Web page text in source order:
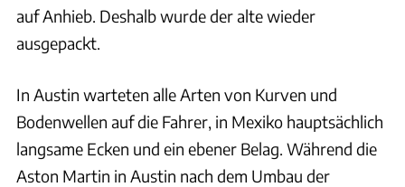
auf Anhieb. Deshalb wurde der alte wieder
ausgepackt.
In Austin warteten alle Arten von Kurven und
Bodenwellen auf die Fahrer, in Mexiko hauptsächlich
langsame Ecken und ein ebener Belag. Während die
Aston Martin in Austin nach dem Umbau der